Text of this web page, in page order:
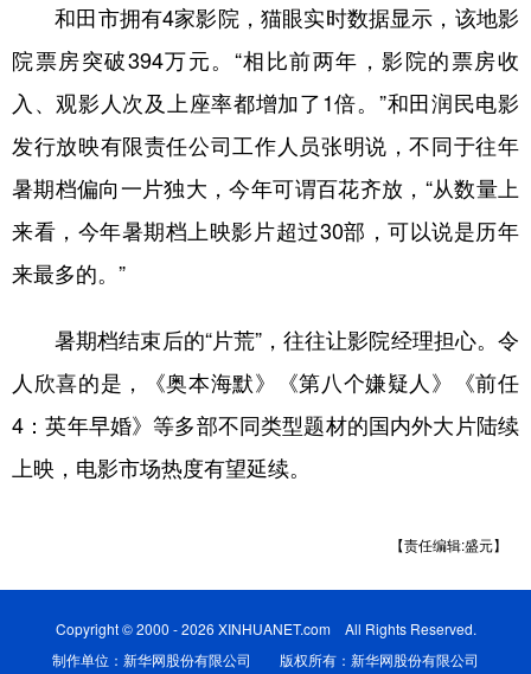
和田市拥有4家影院，猫眼实时数据显示，该地影
院票房突破394万元。“相比前两年，影院的票房收
入、观影人次及上座率都增加了1倍。”和田润民电影
发行放映有限责任公司工作人员张明说，不同于往年
暑期档偏向一片独大，今年可谓百花齐放，“从数量上
来看，今年暑期档上映影片超过30部，可以说是历年
来最多的。”
暑期档结束后的“片荒”，往往让影院经理担心。令
人欣喜的是，《奥本海默》《第八个嫌疑人》《前任
4：英年早婚》等多部不同类型题材的国内外大片陆续
上映，电影市场热度有望延续。
【责任编辑:盛元】
Copyright © 2000 - 2026 XINHUANET.com All Rights Reserved.
制作单位：新华网股份有限公司 版权所有：新华网股份有限公司